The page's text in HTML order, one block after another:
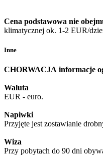
Cena podstawowa nie
klimatycznej ok. 1-2 EUR/
Inne
CHORWACJA informacje
Waluta
EUR - euro.
Napiwki
Przyjęte jest zostawianie
Wiza
Przy pobytach do 90 dni